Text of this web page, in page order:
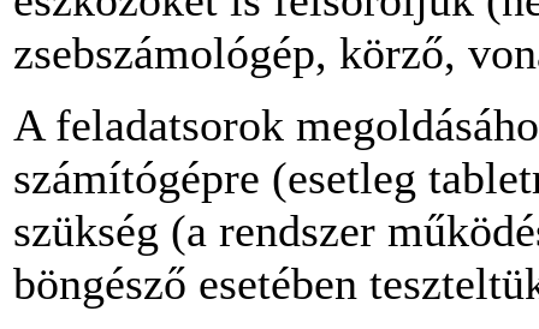
zsebszámológép, körző,
A feladatsorok
számítógépre (esetleg
szükség (a rendszer
böngésző esetében